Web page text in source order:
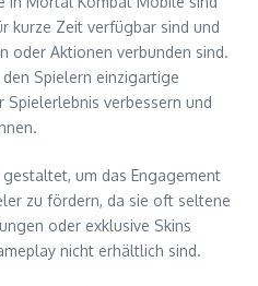
kurze Zeit verfügbar sind und
oder Aktionen verbunden sind.
Spielern einzigartige
Spielerlebnis verbessern und
um das Engagement
zu fördern, da sie oft seltene
oder exklusive Skins
nicht erhältlich sind.